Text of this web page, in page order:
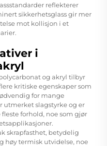
reflekterer
sikkerhetsglass gir mer
mot kollisjon i et
i
og akryl tilbyr
kritiske egenskaper som
for mange
utmerket slagstyrke og er
forhold, noe som gjør
skrapfasthet, betydelig
høy termisk utvidelse, noe